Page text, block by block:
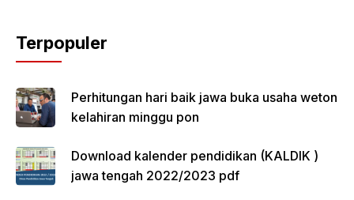
Terpopuler
Perhitungan hari baik jawa buka usaha weton
kelahiran minggu pon
Download kalender pendidikan (KALDIK )
jawa tengah 2022/2023 pdf